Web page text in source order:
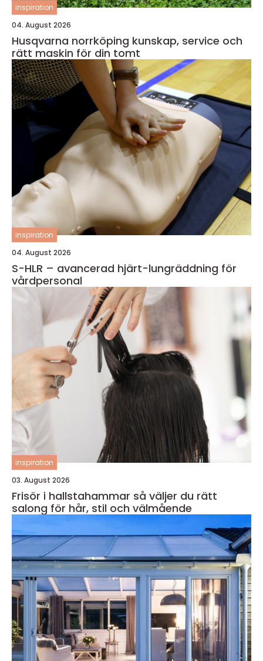
inspiration
04. August 2026
Husqvarna norrköping kunskap, service och
rätt maskin för din tomt
inspiration
04. August 2026
S-HLR – avancerad hjärt-lungräddning för
vårdpersonal
inspiration
03. August 2026
Frisör i hallstahammar så väljer du rätt
salong för hår, stil och välmående